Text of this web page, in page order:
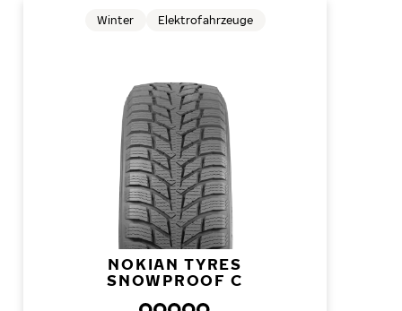
NOKIAN TYRES
SNOWPROOF C
Winter Elektrofahrzeuge